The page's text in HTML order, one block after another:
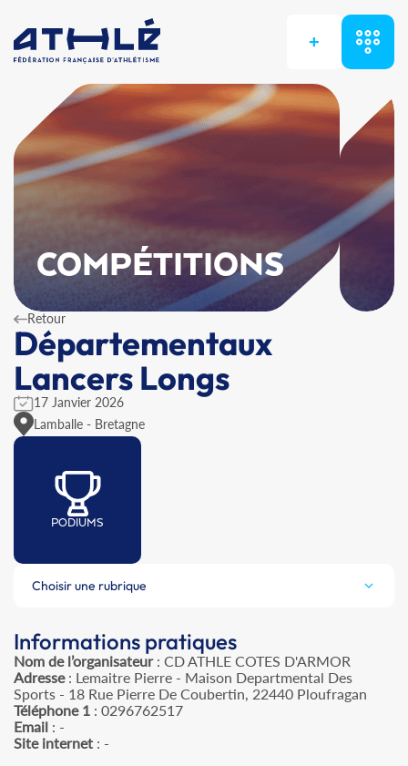
+
COMPÉTITIONS
Retour
Départementaux
Lancers Longs
17 Janvier 2026
Lamballe - Bretagne
PODIUMS
Choisir une rubrique
Informations pratiques
Nom de l’organisateur: CD ATHLE COTES D'ARMOR
Adresse: Lemaitre Pierre - Maison Departmental Des
Sports - 18 Rue Pierre De Coubertin, 22440 Ploufragan
Téléphone 1 : 0296762517
Email : -
Site internet : -